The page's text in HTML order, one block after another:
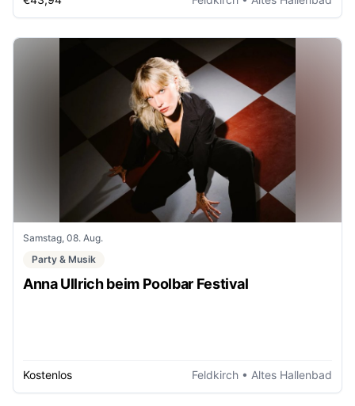
Samstag, 08. Aug.
Party & Musik
Anna Ullrich beim Poolbar Festival
Kostenlos Feldkirch • Altes Hallenbad